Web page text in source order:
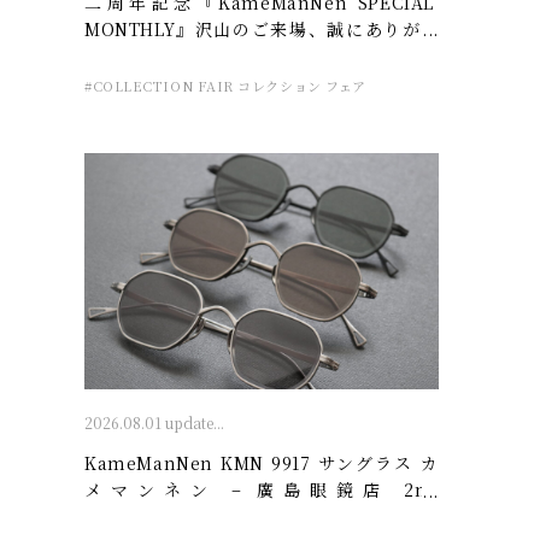
MONTHLY』沢山のご来場、誠にありがと
ANNIVERSARY
#COLLECTION FAIR コレクション フェア
2026.08.01 update...
KameManNen KMN 9917 サングラス カ
メマンネン – 廣島眼鏡店 2nd